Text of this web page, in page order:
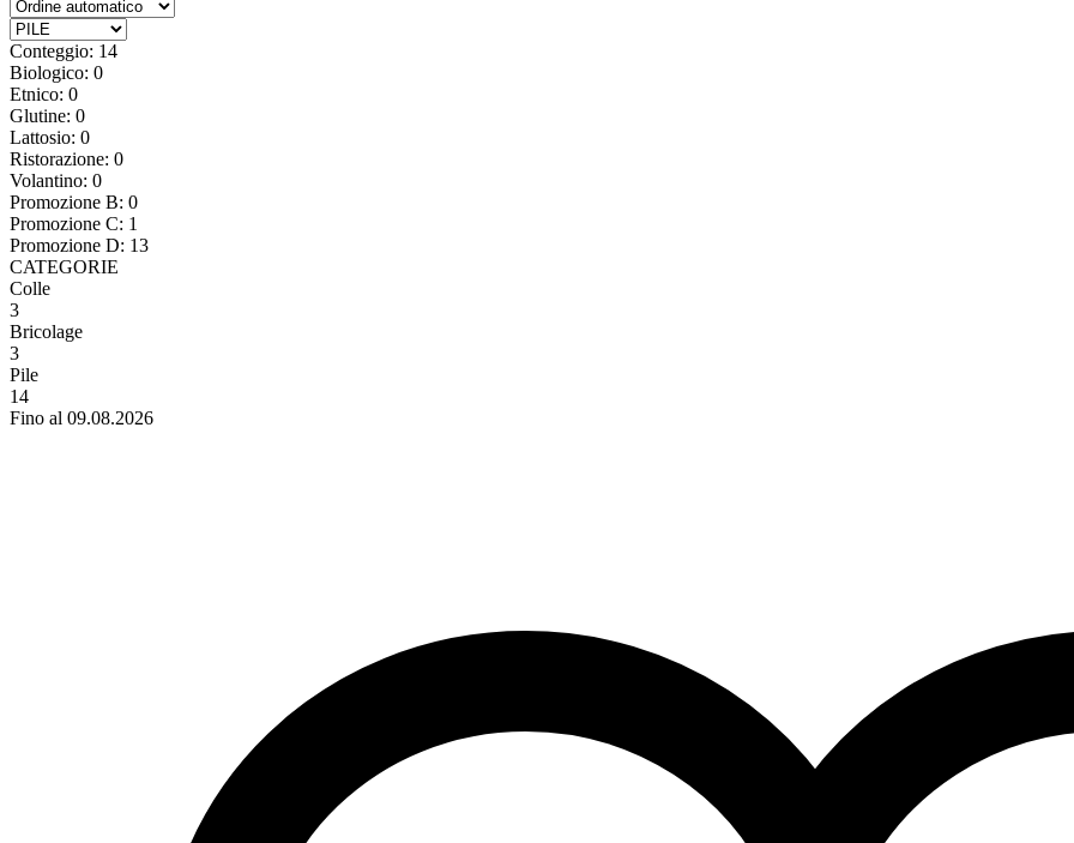
Conteggio: 14
Biologico: 0
Etnico: 0
Glutine: 0
Lattosio: 0
Ristorazione: 0
Volantino: 0
Promozione B: 0
Promozione C: 1
Promozione D: 13
CATEGORIE
Colle
3
Bricolage
3
Pile
14
Fino al 09.08.2026